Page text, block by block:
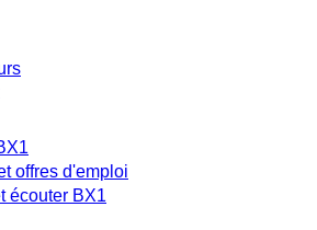
offres d'emploi
écouter BX1